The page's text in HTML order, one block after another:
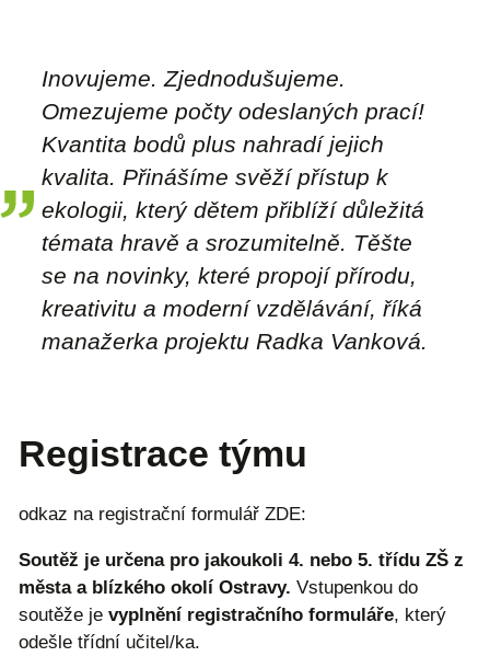
Inovujeme. Zjednodušujeme.
Omezujeme počty odeslaných prací!
Kvantita bodů plus nahradí jejich
kvalita. Přinášíme svěží přístup k
ekologii, který dětem přiblíží důležitá
témata hravě a srozumitelně. Těšte
se na novinky, které propojí přírodu,
kreativitu a moderní vzdělávání, říká
manažerka projektu Radka Vanková.
Registrace týmu
odkaz na registrační formulář ZDE:
Soutěž je určena pro jakoukoli 4. nebo 5. třídu ZŠ z
města a blízkého okolí Ostravy. Vstupenkou do
soutěže je vyplnění registračního formuláře, který
odešle třídní učitel/ka.